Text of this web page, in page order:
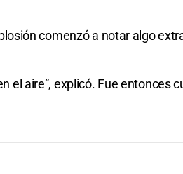
comenzó a notar algo
el aire”, explicó. Fue entonces